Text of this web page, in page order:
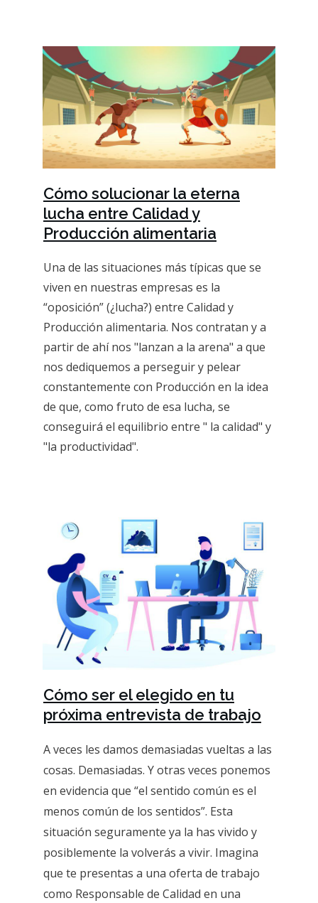
Cómo solucionar la eterna
lucha entre Calidad y
Producción alimentaria
Una de las situaciones más típicas que se
viven en nuestras empresas es la
“oposición” (¿lucha?) entre Calidad y
Producción alimentaria. Nos contratan y a
partir de ahí nos "lanzan a la arena" a que
nos dediquemos a perseguir y pelear
constantemente con Producción en la idea
de que, como fruto de esa lucha, se
conseguirá el equilibrio entre " la calidad" y
"la productividad".
Cómo ser el elegido en tu
próxima entrevista de trabajo
A veces les damos demasiadas vueltas a las
cosas. Demasiadas. Y otras veces ponemos
en evidencia que “el sentido común es el
menos común de los sentidos”. Esta
situación seguramente ya la has vivido y
posiblemente la volverás a vivir. Imagina
que te presentas a una oferta de trabajo
como Responsable de Calidad en una